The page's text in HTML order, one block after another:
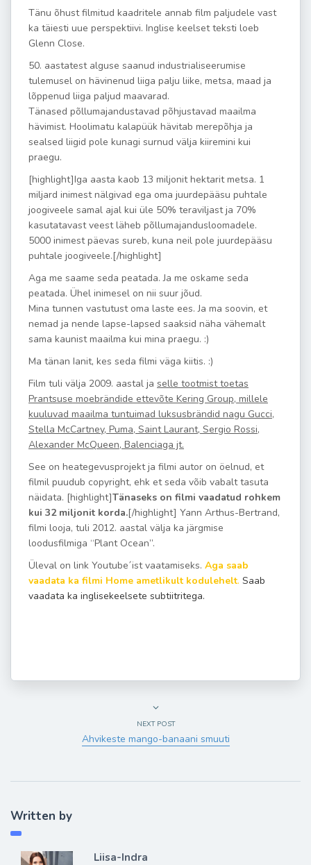
Tänu õhust filmitud kaadritele annab film paljudele vast
ka täiesti uue perspektiivi. Inglise keelset teksti loeb
Glenn Close.
50. aastatest alguse saanud industrialiseerumise
tulemusel on hävinenud liiga palju liike, metsa, maad ja
lõppenud liiga paljud maavarad.
Tänased põllumajandustavad põhjustavad maailma
hävimist. Hoolimatu kalapüük hävitab merepõhja ja
sealsed liigid pole kunagi surnud välja kiiremini kui
praegu.
[highlight]Iga aasta kaob 13 miljonit hektarit metsa. 1
miljard inimest nälgivad ega oma juurdepääsu puhtale
joogiveele samal ajal kui üle 50% teraviljast ja 70%
kasutatavast veest läheb põllumajandusloomadele.
5000 inimest päevas sureb, kuna neil pole juurdepääsu
puhtale joogiveele.[/highlight]
Aga me saame seda peatada. Ja me oskame seda
peatada. Ühel inimesel on nii suur jõud.
Mina tunnen vastutust oma laste ees. Ja ma soovin, et
nemad ja nende lapse-lapsed saaksid näha vähemalt
sama kaunist maailma kui mina praegu. :)
Ma tänan Ianit, kes seda filmi väga kiitis. :)
Film tuli välja 2009. aastal ja selle tootmist toetas
Prantsuse moebrändide ettevõte Kering Group, millele
kuuluvad maailma tuntuimad luksusbrändid nagu Gucci,
Stella McCartney, Puma, Saint Laurant, Sergio Rossi,
Alexander McQueen, Balenciaga jt.
See on heategevusprojekt ja filmi autor on öelnud, et
filmil puudub copyright, ehk et seda võib vabalt tasuta
näidata. [highlight]Tänaseks on filmi vaadatud rohkem
kui 32 miljonit korda.[/highlight] Yann Arthus-Bertrand,
filmi looja, tuli 2012. aastal välja ka järgmise
loodusfilmiga “Plant Ocean”.
Üleval on link Youtube´ist vaatamiseks. Aga saab
vaadata ka filmi Home ametlikult kodulehelt. Saab
vaadata ka inglisekeelsete subtiitritega.
NEXT POST
Ahvikeste mango-banaani smuuti
Written by
Liisa-Indra